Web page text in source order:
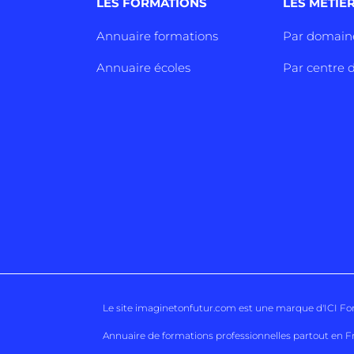
Annuaire formations
Annuaire écoles
Par
Par centre
Le site imaginetonfutur.com est une marque d'ICI
Annuaire de formations professionnelles partout en